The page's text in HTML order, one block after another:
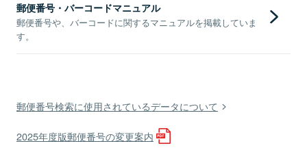
郵便番号・バーコードマニュアル
郵便番号や、バーコードに関するマニュアルを掲載していま
す。
郵便番号検索に使用されているデータについて
2025年度版郵便番号の変更案内